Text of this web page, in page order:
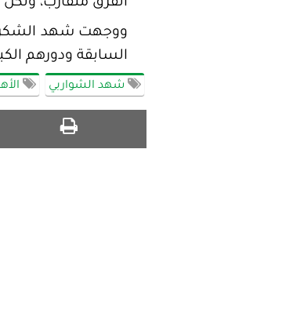
الفرق متقارب،
ووجهت شهد الشكر
السابقة ودورهم
شهد الشواربي